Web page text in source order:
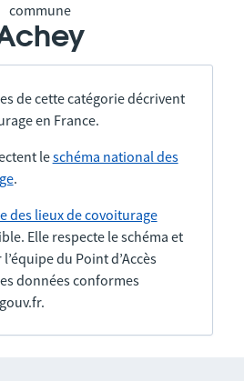
commune
de cette catégorie décrivent
en France.
leschéma national des
.
des lieux de covoiturage
Elle respecte le schéma et
du Point d’Accès
données conformes